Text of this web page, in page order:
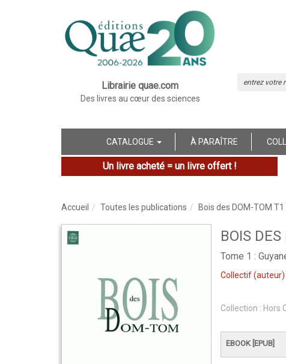
Librairie quae.com
Des livres au cœur des sciences
CATALOGUE À PARAÎTRE
Un livre acheté = un livre offert !
Accueil Toutes les publications Bois des DOM-TOM T1
BOIS
Tome 1 :
Collectif(auteur)
Collection : Hors
EBOOK [EPUB]